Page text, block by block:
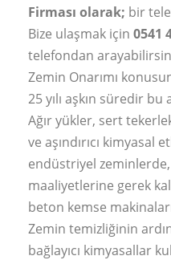
Firması olarak; bir
Bize ulaşmak için 0541
telefondan
Zemin Onarımı
25 yılı aşkın süredir
Ağır yükler, sert
ve aşındırıcı
endüstriyel zeminlerde,
maaliyetlerine gerek
beton kemse
Zemin temizliğinin
bağlayıcı kimyasallar